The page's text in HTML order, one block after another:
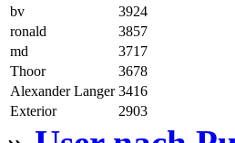
bv
3924
ronald
3857
md
3717
Thoor
3678
Alexander Langer 3416
Exterior
2903